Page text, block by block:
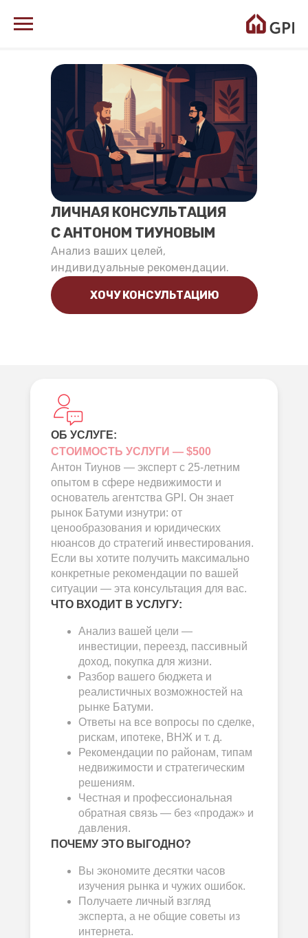
ЛИЧНАЯ КОНСУЛЬТАЦИЯ
С АНТОНОМ ТИУНОВЫМ
Анализ ваших целей,
индивидуальные рекомендации.
ХОЧУ КОНСУЛЬТАЦИЮ
ОБ УСЛУГЕ:
СТОИМОСТЬ УСЛУГИ — $500
Антон Тиунов — эксперт с 25-летним
опытом в сфере недвижимости и
основатель агентства GPI. Он знает
рынок Батуми изнутри: от
ценообразования и юридических
нюансов до стратегий инвестирования.
Если вы хотите получить максимально
конкретные рекомендации по вашей
ситуации — эта консультация для вас.
ЧТО ВХОДИТ В УСЛУГУ:
Анализ вашей цели —
инвестиции, переезд, пассивный
доход, покупка для жизни.
Разбор вашего бюджета и
реалистичных возможностей на
рынке Батуми.
Ответы на все вопросы по сделке,
рискам, ипотеке, ВНЖ и т. д.
Рекомендации по районам, типам
недвижимости и стратегическим
решениям.
Честная и профессиональная
обратная связь — без «продаж» и
давления.
ПОЧЕМУ ЭТО ВЫГОДНО?
Вы экономите десятки часов
изучения рынка и чужих ошибок.
Получаете личный взгляд
эксперта, а не общие советы из
интернета.